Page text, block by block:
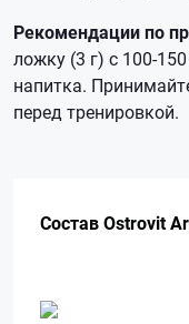
Рекомендации по
ложку (3 г) с 100-
напитка.
перед тренировкой.
Состав Ostrovit